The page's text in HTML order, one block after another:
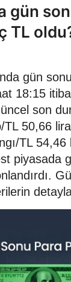
gün
TL
gün
18:15
son
TL 50,66
TL
piyasada